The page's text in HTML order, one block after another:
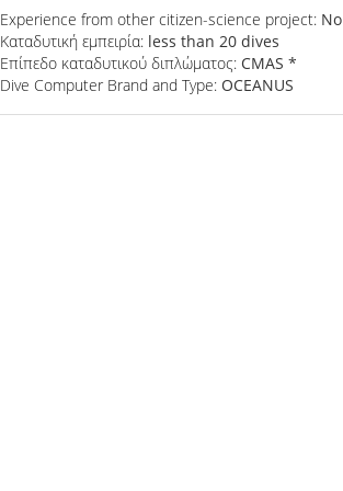
Experience from other citizen-science project: No
Καταδυτική εμπειρία: less than 20 dives
Επίπεδο καταδυτικού διπλώματος: CMAS *
Dive Computer Brand and Type: OCEANUS